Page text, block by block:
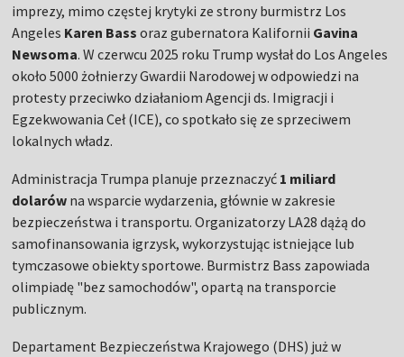
imprezy, mimo częstej krytyki ze strony burmistrz Los
Angeles Karen Bass oraz gubernatora Kalifornii Gavina
Newsoma. W czerwcu 2025 roku Trump wysłał do Los Angeles
około 5000 żołnierzy Gwardii Narodowej w odpowiedzi na
protesty przeciwko działaniom Agencji ds. Imigracji i
Egzekwowania Ceł (ICE), co spotkało się ze sprzeciwem
lokalnych władz.
Administracja Trumpa planuje przeznaczyć 1 miliard
dolarów na wsparcie wydarzenia, głównie w zakresie
bezpieczeństwa i transportu. Organizatorzy LA28 dążą do
samofinansowania igrzysk, wykorzystując istniejące lub
tymczasowe obiekty sportowe. Burmistrz Bass zapowiada
olimpiadę "bez samochodów", opartą na transporcie
publicznym.
Departament Bezpieczeństwa Krajowego (DHS) już w